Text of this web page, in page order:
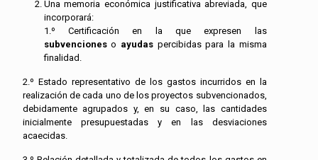
Una memoria económica justificativa abreviada, que
incorporará:
1.º Certificación en la que expresen las
subvencioneso ayudas percibidas para la misma
finalidad.
2.º Estado representativo de los gastos incurridos en la
realización de cada uno de los proyectos subvencionados,
debidamente agrupados y, en su caso, las cantidades
inicialmente presupuestadas y en las desviaciones
acaecidas.